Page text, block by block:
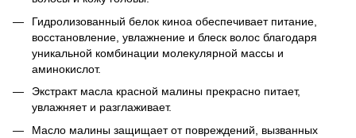
Гидролизованный белок киноа обеспечивает питание,
восстановление, увлажнение и блеск волос благодаря
уникальной комбинации молекулярной массы и
аминокислот.
Экстракт масла красной малины прекрасно питает,
увлажняет и разглаживает.
Масло малины защищает от повреждений, вызванных